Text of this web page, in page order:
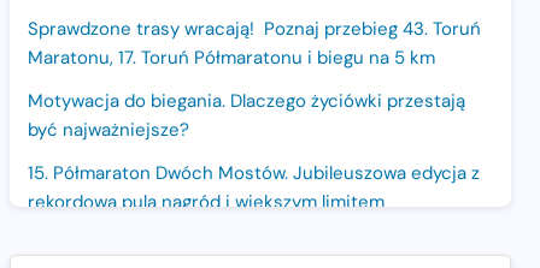
Sprawdzone trasy wracają! Poznaj przebieg 43. Toruń
Maratonu, 17. Toruń Półmaratonu i biegu na 5 km
Motywacja do biegania. Dlaczego życiówki przestają
być najważniejsze?
15. Półmaraton Dwóch Mostów. Jubileuszowa edycja z
rekordową pulą nagród i większym limitem